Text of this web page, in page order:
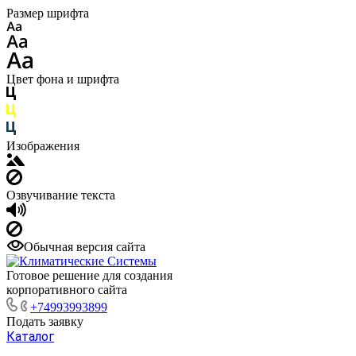
Размер шрифта
Цвет фона и шрифта
Изображения
Озвучивание текста
Обычная версия сайта
Готовое решение для создания
корпоративного сайта
+74993993899
Подать заявку
Каталог